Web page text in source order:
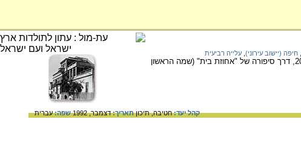
חיפה (יישוב עירוני) עלייה רביעית
על תמיכת ההסתדרות הציונית ומעורבותה של הקק"ל בהתיישבות העירונית בארץ בראשית המאה ה-20, דרך סיפורה של "אחוזת בית" (שמה הראשון
קהל יעד:חטיבה,תיכוןתאריך:דצמבר, 1992 שפה:עברית